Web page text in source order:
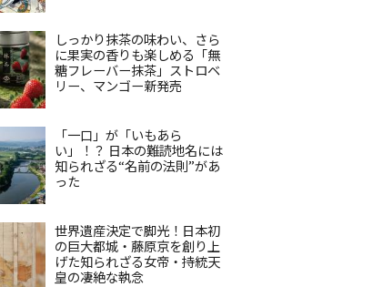
しっかり抹茶の味わい、さら
に果実の香りも楽しめる「無
糖フレーバー抹茶」ストロベ
リー、マンゴー新発売
「一口」が「いもあら
い」！？ 日本の難読地名には
知られざる“名前の法則”があ
った
世界遺産決定で脚光！日本初
の巨大都城・藤原京を創り上
げた知られざる女帝・持統天
皇の凄絶な執念